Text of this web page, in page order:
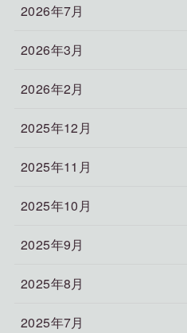
2026年7月
2026年3月
2026年2月
2025年12月
2025年11月
2025年10月
2025年9月
2025年8月
2025年7月